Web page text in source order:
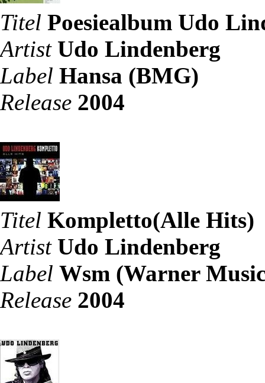
Titel Poesiealbum Udo
Artist Udo Lindenberg
Label Hansa (BMG)
Release 2004
Titel Kompletto(Alle Hits)
Artist Udo Lindenberg
Label Wsm (Warner
Release 2004